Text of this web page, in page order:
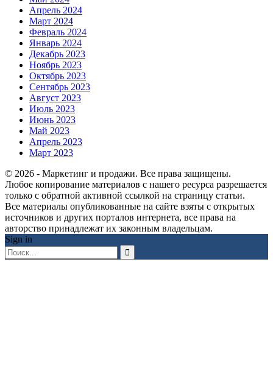
Апрель 2024
Март 2024
Февраль 2024
Январь 2024
Декабрь 2023
Ноябрь 2023
Октябрь 2023
Сентябрь 2023
Август 2023
Июль 2023
Июнь 2023
Май 2023
Апрель 2023
Март 2023
© 2026 - Маркетинг и продажи. Все права защищены.
Любое копирование материалов с нашего ресурса разрешается
только с обратной активной ссылкой на страницу статьи.
Все материалы опубликованные на сайте взяты с открытых
источников и других порталов интернета, все права на
авторство принадлежат их законным владельцам.
Sign in